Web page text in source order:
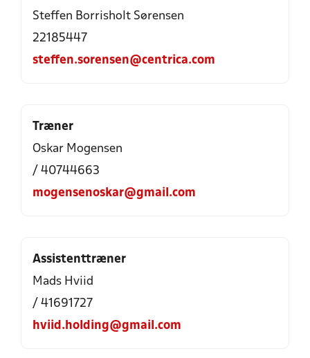
Steffen Borrisholt Sørensen
22185447
steffen.sorensen@centrica.com
Træner
Oskar Mogensen
/ 40744663
mogensenoskar@gmail.com
Assistenttræner
Mads Hviid
/ 41691727
hviid.holding@gmail.com